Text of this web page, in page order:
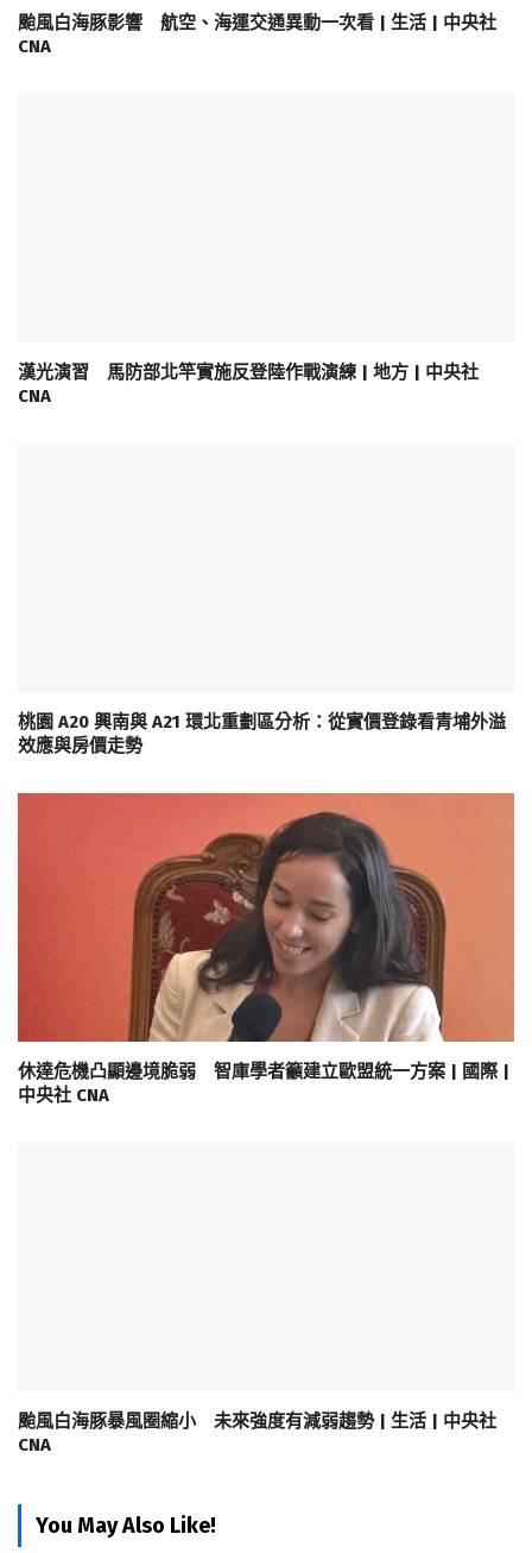
颱風白海豚影響 航空、海運交通異動一次看 | 生活 | 中央社
CNA
漢光演習 馬防部北竿實施反登陸作戰演練 | 地方 | 中央社
CNA
桃園 A20 興南與 A21 環北重劃區分析：從實價登錄看青埔外溢
效應與房價走勢
休達危機凸顯邊境脆弱 智庫學者籲建立歐盟統一方案 | 國際 |
中央社 CNA
颱風白海豚暴風圈縮小 未來強度有減弱趨勢 | 生活 | 中央社
CNA
You May Also Like!